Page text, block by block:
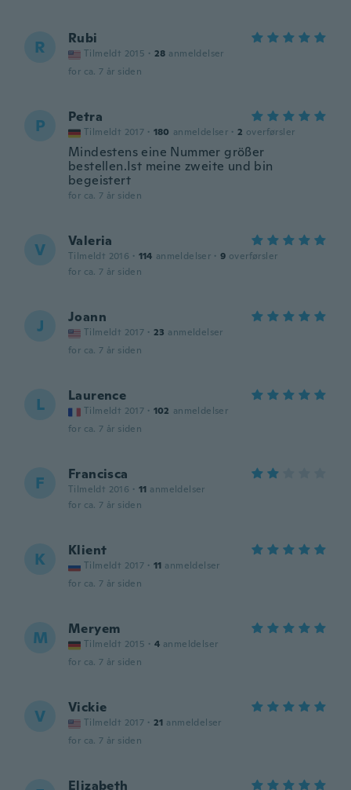
R Rubi
Tilmeldt 2015 · 28 anmeldelser
for ca. 7 år siden
P Petra
Tilmeldt 2017 · 180 anmeldelser · 2 overførsler
Mindestens eine Nummer größer
bestellen.Ist meine zweite und bin
begeistert
for ca. 7 år siden
V Valeria
Tilmeldt 2016 · 114 anmeldelser · 9 overførsler
for ca. 7 år siden
J Joann
Tilmeldt 2017 · 23 anmeldelser
for ca. 7 år siden
L Laurence
Tilmeldt 2017 · 102 anmeldelser
for ca. 7 år siden
F Francisca
Tilmeldt 2016 · 11 anmeldelser
for ca. 7 år siden
K Klient
Tilmeldt 2017 · 11 anmeldelser
for ca. 7 år siden
M Meryem
Tilmeldt 2015 · 4 anmeldelser
for ca. 7 år siden
V Vickie
Tilmeldt 2017 · 21 anmeldelser
for ca. 7 år siden
Elizabeth